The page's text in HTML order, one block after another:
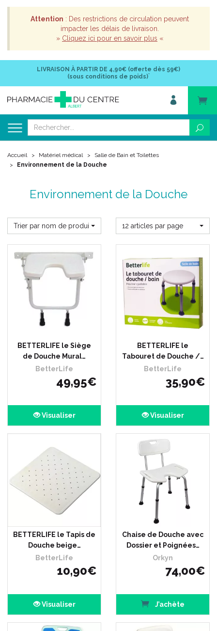
Attention : Des restrictions de circulation peuvent
impacter les délais de livraison.
» Cliquez ici pour en savoir plus «
LIVRAISON À PARTIR DE 4,90€ (offerte dès 59€)
(sous conditions de poids)*
Accueil Matériel médical
Salle de Bain et Toilettes
Environnement de la Douche
Environnement de la Douche
Trier par nom de produit 12 articles par page
BETTERLIFE le Siège
de Douche Mural…
BetterLife
49,95€
Visualiser
BETTERLIFE le
Tabouret de Douche /…
BetterLife
35,90€
Visualiser
BETTERLIFE le Tapis de
Douche beige…
BetterLife
10,90€
Visualiser
Chaise de Douche avec
Dossier et Poignées…
Orkyn
74,00€
J’achète